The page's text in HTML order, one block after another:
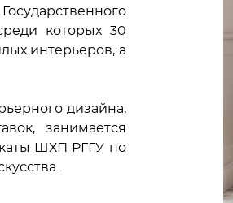
которых 30
интерьеров, а
дизайна,
занимается
ШХП РГГУ по